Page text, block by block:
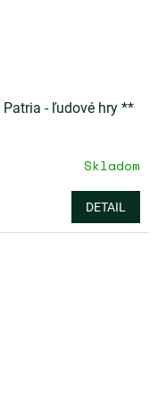
- ľudové hry **
Skladom
DETAIL